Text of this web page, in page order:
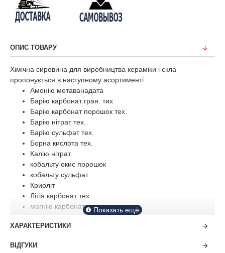
ОПИС ТОВАРУ
Хімічна сировина для виробництва кераміки і скла
пропонується в наступному асортименті:
Амонію метаванадата
Барію карбонат гран. тих
Барію карбонат порошок тех.
Барію нітрат тех.
Барію сульфат тех.
Борна кислота тех.
Калію нітрат
кобальту окис порошок
кобальту сульфат
Криоліт
Літія карбонат тех.
магнію карбонат тех.
магнію хлорид тех.
Меди II окис чорна
ХАРАКТЕРИСТИКИ
ВІДГУКИ